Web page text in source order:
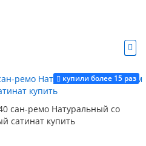
купили более 15 раз
сан-ремо Натуральный со
сатинат купить